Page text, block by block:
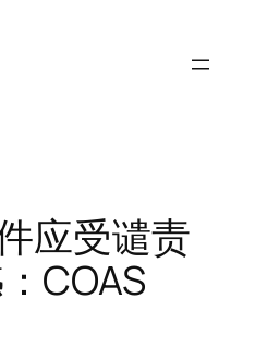
应受谴责
COAS